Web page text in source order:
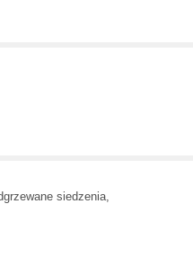
siedzenia,